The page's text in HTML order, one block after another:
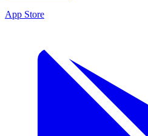
App Store